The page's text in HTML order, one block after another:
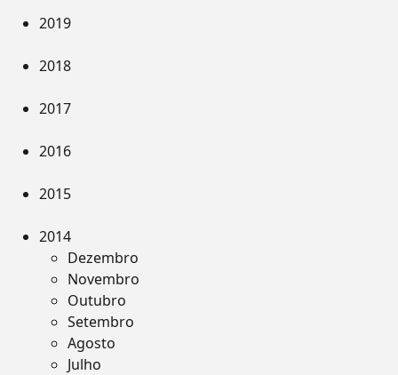
2019
2018
2017
2016
2015
2014
Dezembro
Novembro
Outubro
Setembro
Agosto
Julho